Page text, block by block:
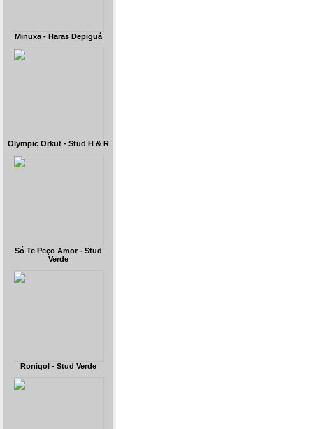
Minuxa - Haras Depiguá
Olympic Orkut - Stud H & R
Só Te Peço Amor - Stud
Verde
Ronigol - Stud Verde